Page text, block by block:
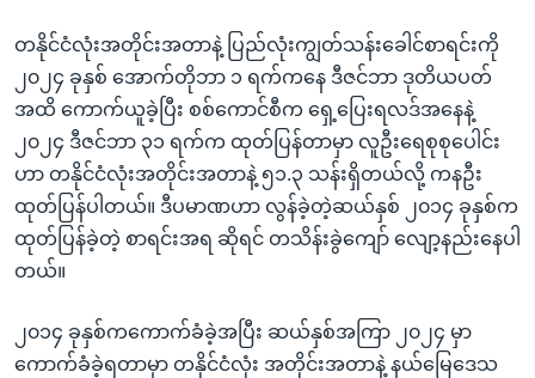
ရန်
နေရာ
သို့
ကျော်
ရန်
တနိုင်ငံလုံးအတိုင်းအတာနဲ့ ပြည်လုံးကျွတ်သန်းခေါင်စာရင်းကို
၂၀၂၄ ခုနှစ် အောက်တိုဘာ ၁ ရက်ကနေ ဒီဇင်ဘာ ဒုတိယပတ်
အထိ ကောက်ယူခဲ့ပြီး စစ်ကောင်စီက ရှေ့ပြေးရလဒ်အနေနဲ့
၂၀၂၄ ဒီဇင်ဘာ ၃၁ ရက်က ထုတ်ပြန်တာမှာ လူဦးရေစုစုပေါင်း
ဟာ တနိုင်ငံလုံးအတိုင်းအတာနဲ့ ၅၁.၃ သန်းရှိတယ်လို့ ကနဦး
ထုတ်ပြန်ပါတယ်။ ဒီပမာဏဟာ လွန်ခဲ့တဲ့ဆယ်နှစ် ၂၀၁၄ ခုနှစ်က
ထုတ်ပြန်ခဲ့တဲ့ စာရင်းအရ ဆိုရင် တသိန်းခွဲကျော် လျော့နည်းနေပါ
တယ်။
၂၀၁၄ ခုနှစ်ကကောက်ခံခဲ့အပြီး ဆယ်နှစ်အကြာ ၂၀၂၄ မှာ
ကောက်ခံခဲ့ရတာမှာ တနိုင်ငံလုံး အတိုင်းအတာနဲ့ နယ်မြေဒေသ